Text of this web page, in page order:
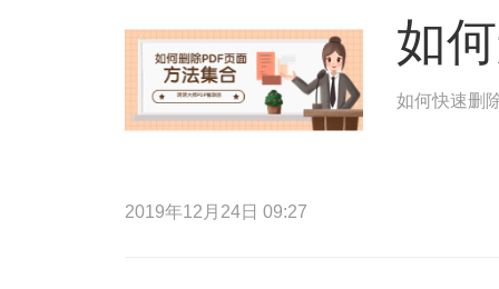
如
如何快速删
2019年12月24日 09:27